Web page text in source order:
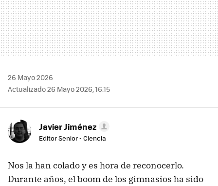
26 Mayo 2026
Actualizado 26 Mayo 2026, 16:15
Javier Jiménez
Editor Senior - Ciencia
Nos la han colado y es hora de reconocerlo.
Durante años, el boom de los gimnasios ha sido